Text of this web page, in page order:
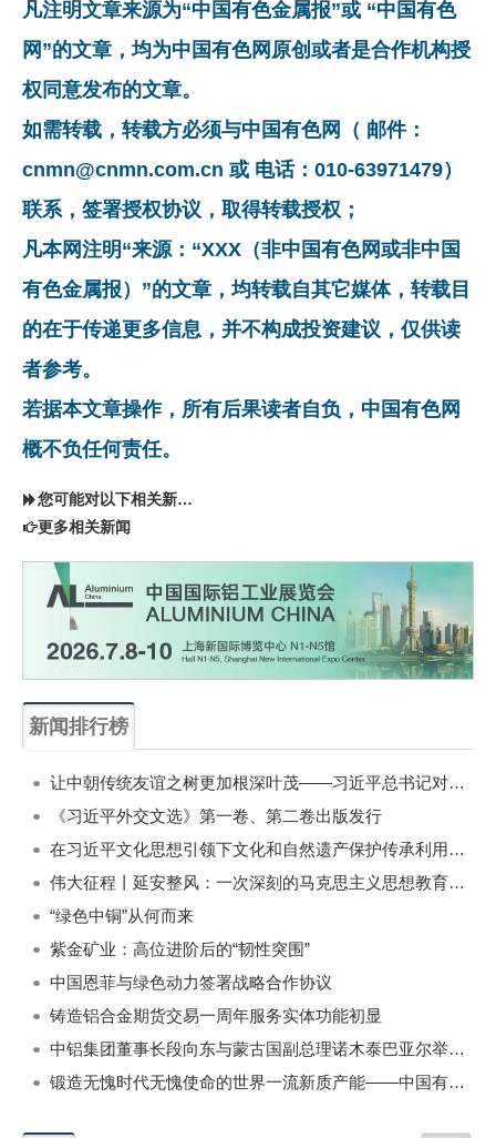
凡注明文章来源为“中国有色金属报”或 “中国有色
网”的文章，均为中国有色网原创或者是合作机构授
权同意发布的文章。
如需转载，转载方必须与中国有色网（ 邮件：
cnmn@cnmn.com.cn 或 电话：010-63971479）
联系，签署授权协议，取得转载授权；
凡本网注明“来源：“XXX（非中国有色网或非中国
有色金属报）”的文章，均转载自其它媒体，转载目
的在于传递更多信息，并不构成投资建议，仅供读
者参考。
若据本文章操作，所有后果读者自负，中国有色网
概不负任何责任。
您可能对以下相关新闻同样感兴趣
更多相关新闻
新闻排行榜
让中朝传统友谊之树更加根深叶茂——习近平总书记对朝鲜进行国事访问纪实
《习近平外交文选》第一卷、第二卷出版发行
在习近平文化思想引领下文化和自然遗产保护传承利用工作开创新局面
伟大征程丨延安整风：一次深刻的马克思主义思想教育运动
“绿色中铜”从何而来
紫金矿业：高位进阶后的“韧性突围”
中国恩菲与绿色动力签署战略合作协议
铸造铝合金期货交易一周年服务实体功能初显
中铝集团董事长段向东与蒙古国副总理诺木泰巴亚尔举行会谈
锻造无愧时代无愧使命的世界一流新质产能——中国有色金属工业的战略应对与破局之道（二）